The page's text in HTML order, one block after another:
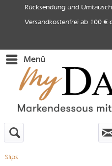
Rücksendung und
Versandkostenfrei ab 100 €
Menü
Slips